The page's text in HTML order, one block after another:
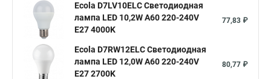
Ecola D7LV10ELC Светодиодная
лампа LED 10,2W A60 220-240V
E27 4000K
77,83 ₽
Ecola D7RW12ELC Светодиодная
лампа LED 12,0W A60 220-240V
E27 2700K
80,77 ₽